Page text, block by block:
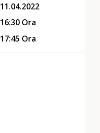
11.04.2022
16:30 Ora
17:45 Ora